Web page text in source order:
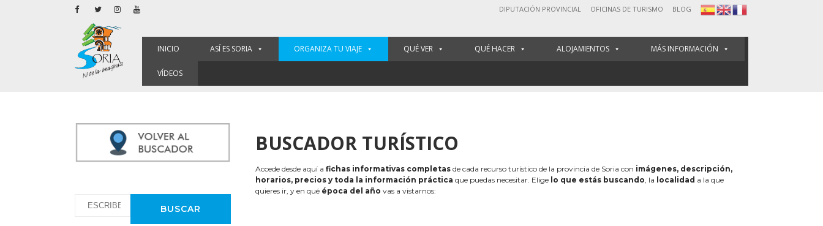
DIPUTACIÓN PROVINCIAL OFICINAS DE TURISMO BLOG
INICIO ASÍ ES SORIA ORGANIZA TU VIAJE QUÉ VER QUÉ HACER ALOJAMIENTOS MÁS INFORMACIÓN
VÍDEOS
BUSCADOR TURÍSTICO
Accede desde aquí a fichas informativas completas de cada recurso turístico de la provincia de Soria con imágenes, descripción,
horarios, precios y toda la información práctica que puedas necesitar. Elige lo que estás buscando, la localidad a la que
quieres ir, y en qué época del año vas a vistarnos: